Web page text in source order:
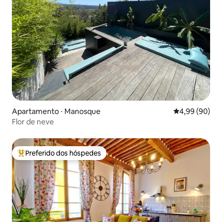
Apartamento ⋅ Manosque 4,99 de uma
4,99 (90)
Flor de neve
Entre os melhores preferidos dos hóspedes
Preferido dos hóspedes